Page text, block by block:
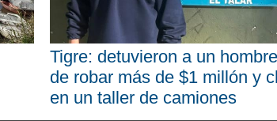
Tigre: detuvieron a un
de robar más de $1 millón y
en un taller de camiones